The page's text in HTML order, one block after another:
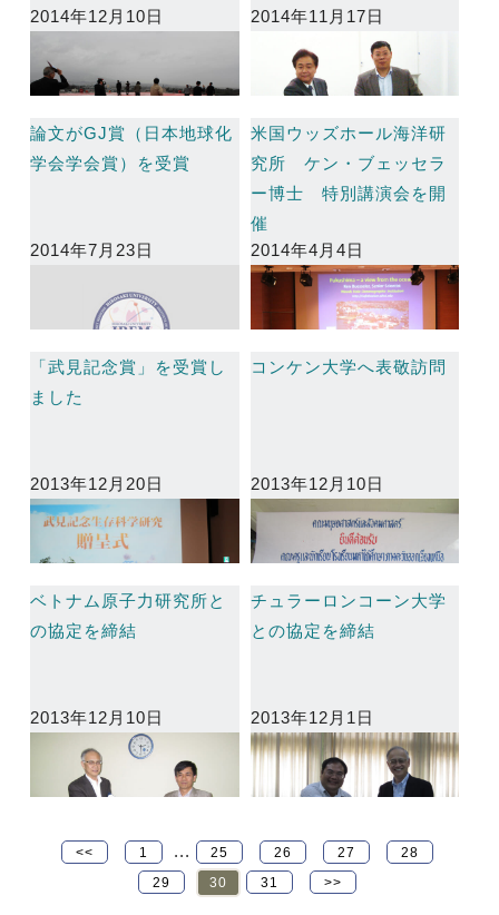
2014年12月10日 2014年11月17日
論文がGJ賞（日本地球化
学会学会賞）を受賞
2014年7月23日
米国ウッズホール海洋研
究所 ケン・ブェッセラ
ー博士 特別講演会を開
催
2014年4月4日
「武見記念賞」を受賞し
ました
2013年12月20日
コンケン大学へ表敬訪問
2013年12月10日
ベトナム原子力研究所と
の協定を締結
2013年12月10日
チュラーロンコーン大学
との協定を締結
2013年12月1日
<< 1 ... 25 26 27
28
29
30 31 >>